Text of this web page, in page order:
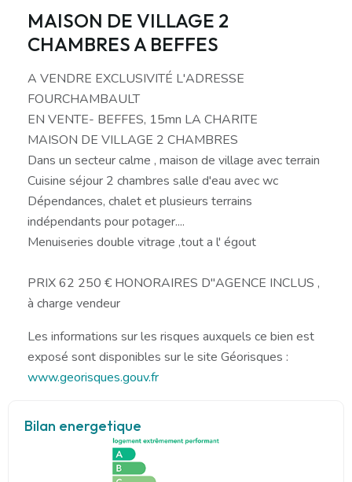
MAISON DE VILLAGE 2
CHAMBRES A BEFFES
A VENDRE EXCLUSIVITÉ L'ADRESSE
FOURCHAMBAULT
EN VENTE- BEFFES, 15mn LA CHARITE
MAISON DE VILLAGE 2 CHAMBRES
Dans un secteur calme , maison de village avec terrain
Cuisine séjour 2 chambres salle d'eau avec wc
Dépendances, chalet et plusieurs terrains
indépendants pour potager....
Menuiseries double vitrage ,tout a l' égout
PRIX 62 250 € HONORAIRES D"AGENCE INCLUS ,
à charge vendeur
Les informations sur les risques auxquels ce bien est
exposé sont disponibles sur le site Géorisques :
www.georisques.gouv.fr
Bilan energetique